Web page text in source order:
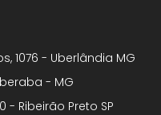
1076 - Uberlândia MG
- MG
- Ribeirão Preto SP